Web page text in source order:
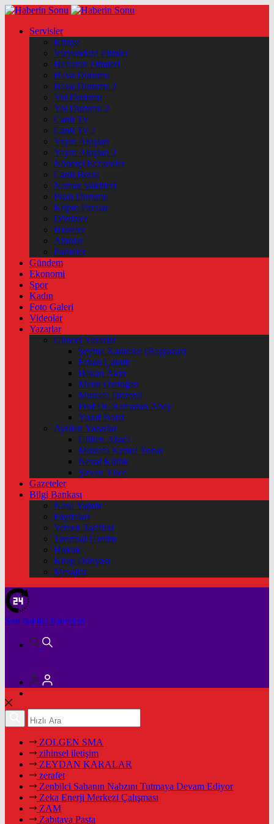
Servisler
Künye
Vizyondaki Filmler
Haftanin Filmleri
Hava Durumu
Hava Durumu 2
Yol Durumu
Yol Durumu 2
Canlı Tv
Canlı Tv 2
Yayın Akışları
Yayın Akışları 2
Nöbetçi Eczaneler
Canlı Borsa
Namaz Vakitleri
Puan Durumu
Kripto Paralar
Dövizler
Hisseler
Altınlar
Pariteler
Gündem
Ekonomi
Spor
Kadın
Foto Galeri
Videolar
Yazarlar
Güncel Yazarlar
Şeyma Karateke (Başyazar)
Erkan Çakıllı
Hakan Akın
Metin Özdoğan
Mustafa Düzenli
Prof Dr. Ramazan Abay
Yusuf Bolat
Ayrılan Yazarlar
Gülten Abacı
Mustafa Kemal Yonat
Neval Kütük
Şirvan Yüce
Gazeteler
Bilgi Bankası
Nasıl Yapılır
Faydaları
Yemek Tarifleri
Tarımsal Üretim
Hukuk
Kitap Dünyası
Mesajlar
Son dakika haberleri
ZOLGEN SMA
zihinsel iletişim
ZEYDAN KARALAR
zerafet
Zenbilci Sahanın Nabzını Tutmaya Devam Ediyor
Zeka Enerji Merkezi Çalışması
ZAM
Zabıtaya Pasta